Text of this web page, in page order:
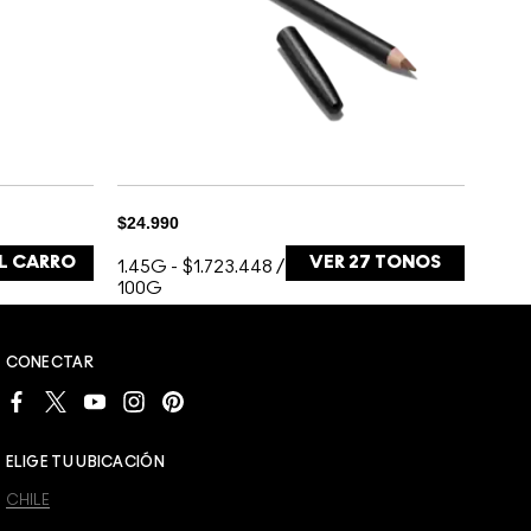
CARRO
$24.990
1.45G - $1.723.448 /
100G
VER 27 TONOS
BRICK-O-LA
CONECTAR
ELIGE TU UBICACIÓN
CHILE